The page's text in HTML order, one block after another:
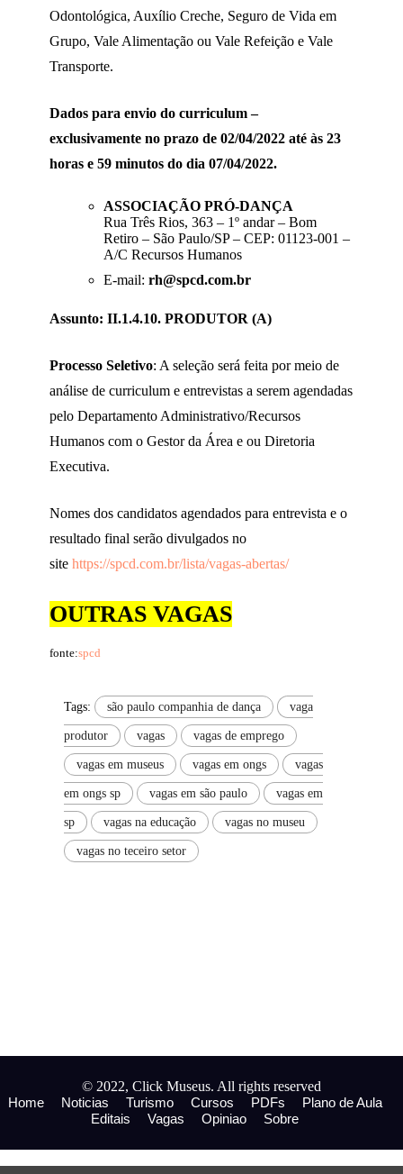
Odontológica, Auxílio Creche, Seguro de Vida em
Grupo, Vale Alimentação ou Vale Refeição e Vale
Transporte.
Dados para envio do curriculum –
exclusivamente no prazo de 02/04/2022 até às 23
horas e 59 minutos do dia 07/04/2022.
ASSOCIAÇÃO PRÓ-DANÇA
Rua Três Rios, 363 – 1º andar – Bom
Retiro – São Paulo/SP – CEP: 01123-001 –
A/C Recursos Humanos
E-mail: rh@spcd.com.br
Assunto: II.1.4.10. PRODUTOR (A)
Processo Seletivo: A seleção será feita por meio de
análise de curriculum e entrevistas a serem agendadas
pelo Departamento Administrativo/Recursos
Humanos com o Gestor da Área e ou Diretoria
Executiva.
Nomes dos candidatos agendados para entrevista e o
resultado final serão divulgados no
site https://spcd.com.br/lista/vagas-abertas/
OUTRAS VAGAS
fonte:spcd
Tags: são paulo companhia de dança vaga
produtor vagas vagas de emprego
vagas em museus vagas em ongs vagas
em ongs sp vagas em são paulo vagas em
sp vagas na educação vagas no museu
vagas no teceiro setor
© 2022, Click Museus. All rights reserved
Home
Noticias Turismo Cursos PDFs
Plano de Aula
Editais
Vagas Opiniao Sobre